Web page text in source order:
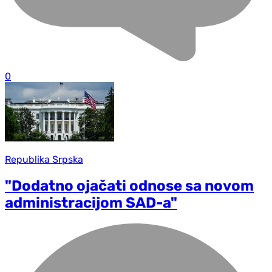
0
Republika Srpska
"Dodatno ojačati odnose sa novom
administracijom SAD-a"